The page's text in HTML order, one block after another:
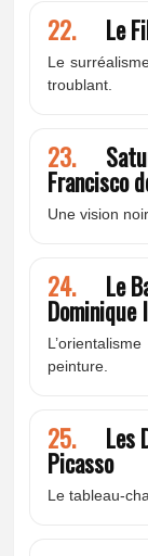
22. Le
Le
troublant.
23.
Francisco
Une vision
24. Le
Dominique
peinture.
25. Les
Picasso
Le tableau-